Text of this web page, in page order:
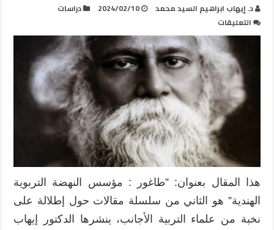
د. إيهاب ابراهيم السيد محمد 2024/02/10
دراسات
التعليقات
طاغور
:
مؤسس
النهضة
التربوية
الهندية
مغلقة
هذا المقال بعنوان: ”طاغور : مؤسس النهضة التربوية
الهندية” هو الثاني من سلسلة مقالات حول إطلالة على
نخبة من علماء التربية الأجانب، ينشرها الدكتور إيهاب